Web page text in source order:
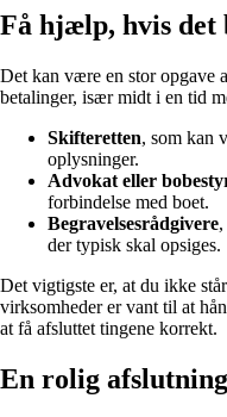
Få hjælp, hvis det
Det kan være en stor opgave
betalinger, især midt i en tid
Skifteretten, som kan
oplysninger.
Advokat eller
forbindelse med boet.
Begravelsesrådgivere
der typisk skal opsiges.
Det vigtigste er, at du ikke
virksomheder er vant til at
at få afsluttet tingene korrekt.
En rolig